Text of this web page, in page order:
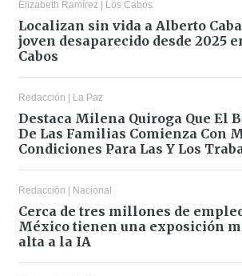
Elizabeth Ramírez | Los Cabos
Localizan sin vida a Alberto
joven desaparecido desde 2025
Cabos
Redacción | La Paz
Destaca Milena Quiroga Que El
De Las Familias Comienza Con
Condiciones Para Las Y Los
Redacción | Nacional
Cerca de tres millones de
México tienen una exposición
alta a la IA